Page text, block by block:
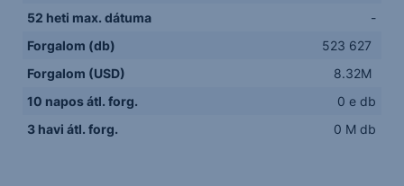
52 heti max. dátuma
-
Forgalom (db)
523 627
Forgalom (USD)
8.32M
10 napos átl. forg.
0 e db
3 havi átl. forg.
0 M db